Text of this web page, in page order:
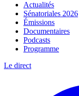
Actualités
Sénatoriales 2026
Émissions
Documentaires
Podcasts
Programme
Le direct